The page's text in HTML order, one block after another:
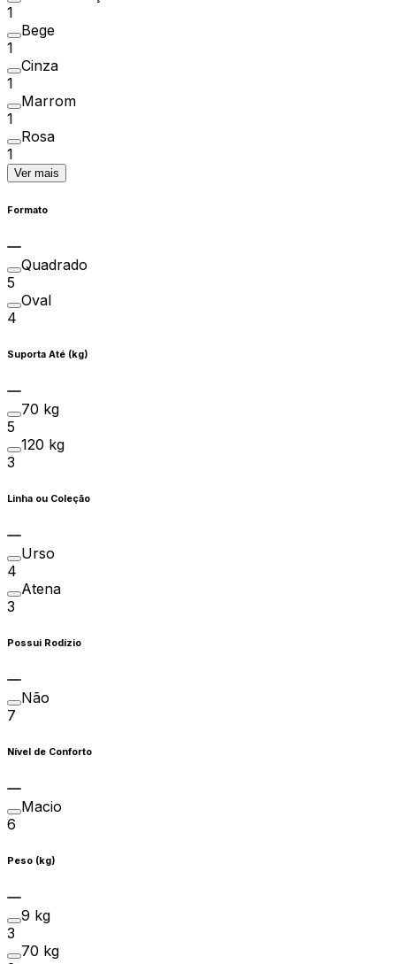
1
Bege
1
Cinza
1
Marrom
1
Rosa
1
Ver mais
Formato
Quadrado
5
Oval
4
Suporta Até (kg)
70 kg
5
120 kg
3
Linha ou Coleção
Urso
4
Atena
3
Possui Rodízio
Não
7
Nível de Conforto
Macio
6
Peso (kg)
9 kg
3
70 kg